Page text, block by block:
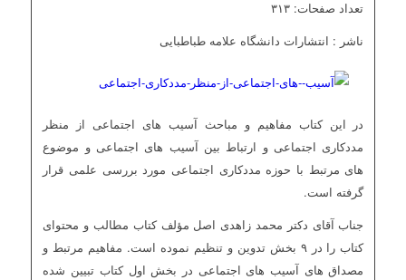
تعداد صفحات: ۳۱۳
ناشر : انتشارات دانشگاه علامه طباطبایی
در این کتاب مفاهیم و مباحث آسیب های اجتماعی از منظر
مددکاری اجتماعی و ارتباط بین آسیب های اجتماعی و موضوع
های مرتبط با حوزه مددکاری اجتماعی مورد بررسی علمی قرار
گرفته است.
جناب آقای دکتر محمد زاهدی اصل مؤلف کتاب مطالب و محتوای
کتاب را در ۹ بخش تدوین و تنظیم نموده است. مفاهیم مرتبط و
مصداق های آسیب های اجتماعی در بخش اول کتاب تبیین شده